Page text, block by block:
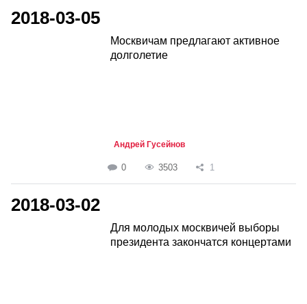
2018-03-05
Москвичам предлагают активное
долголетие
Андрей Гусейнов
0 3503 1
2018-03-02
Для молодых москвичей выборы
президента закончатся концертами